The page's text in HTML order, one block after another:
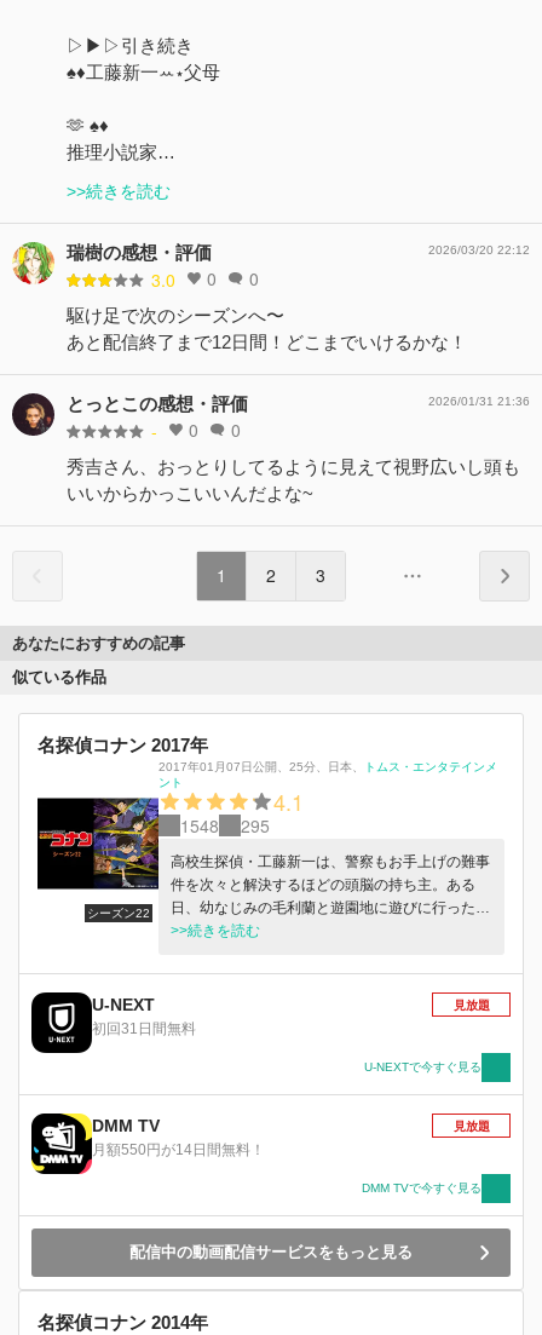
▷▶▷引き続き
♠️♦️工藤新一ꕀ⋆父母
🫶 ♠️♦️
推理小説家…
>>続きを読む
瑞樹の感想・評価
3.0 0 0
2026/03/20 22:12
駆け足で次のシーズンへ〜
あと配信終了まで12日間！どこまでいけるかな！
とっとこの感想・評価
- 0 0
2026/01/31 21:36
秀吉さん、おっとりしてるように見えて視野広いし頭も
いいからかっこいいんだよな~
1 2 3
あなたにおすすめの記事
似ている作品
名探偵コナン 2017年
シーズン22
2017年01月07日公開 25分 日本
トムス・エンタテインメ
ント
4.1
1548 295
高校生探偵・工藤新一は、警察もお手上げの難事
件を次々と解決するほどの頭脳の持ち主。ある
日、幼なじみの毛利蘭と遊園地に遊びに行った
時、黒ずくめの男達による怪しげな取引を目撃す
されると、薬の作用でなんと小学1年生になって
しまう。困り果てた新一は、隣に住む発明家・阿
笠博士の助けを得て、黒ずくめの男達の行方を追
す。そして、探偵事務所を営む毛利蘭の家に潜り
込むことにした。はたして、新一の体は元に戻る
のか?!黒ずくめの男達の正体は!!数々の謎に満ち
た怪事件をめぐり、小さな名探偵コナンの活躍が
始まった!!
>>続きを読む
U-NEXT
初回31日間無料
見放題
U-NEXTで今すぐ見る
DMM TV
月額550円が14日間無料！
見放題
DMM TVで今すぐ見る
配信中の動画配信サービスをもっと見る
名探偵コナン 2014年